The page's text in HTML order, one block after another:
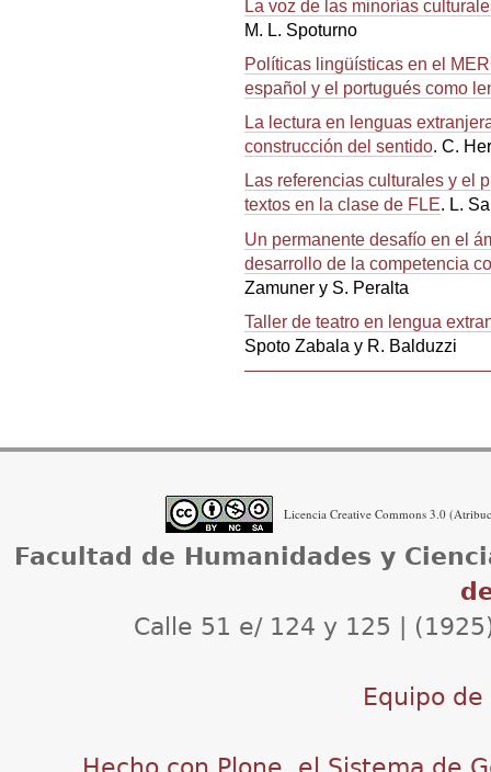
La voz de las minorías
M. L. Spoturno
Políticas lingüísticas en el
español y el portugués como
La lectura en lenguas
construcción del sentido. C.
Las referencias culturales y el
textos en la clase de FLE. L.
Un permanente desafío en el
desarrollo de la competencia
Zamuner y S. Peralta
Taller de teatro en lengua
Spoto Zabala y R. Balduzzi
Licencia Creative Commons 3.0
Facultad de Humanidades y
Calle 51 e/ 124 y 125 |
Equipo